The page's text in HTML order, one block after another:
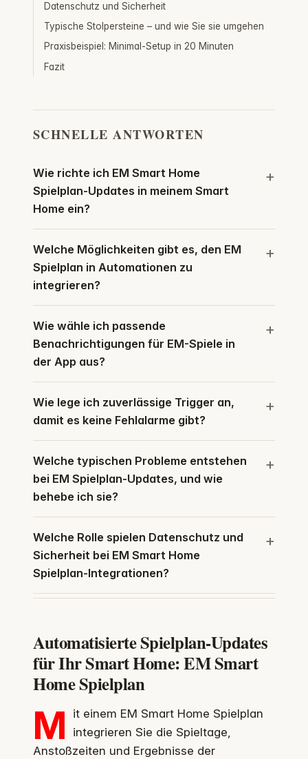
Datenschutz und Sicherheit
Typische Stolpersteine – und wie Sie sie umgehen
Praxisbeispiel: Minimal-Setup in 20 Minuten
Fazit
SCHNELLE ANTWORTEN
Wie richte ich EM Smart Home
Spielplan-Updates in meinem Smart
Home ein?
Welche Möglichkeiten gibt es, den EM
Spielplan in Automationen zu
integrieren?
Wie wähle ich passende
Benachrichtigungen für EM-Spiele in
der App aus?
Wie lege ich zuverlässige Trigger an,
damit es keine Fehlalarme gibt?
Welche typischen Probleme entstehen
bei EM Spielplan-Updates, und wie
behebe ich sie?
Welche Rolle spielen Datenschutz und
Sicherheit bei EM Smart Home
Spielplan-Integrationen?
Automatisierte Spielplan-Updates
für Ihr Smart Home: EM Smart
Home Spielplan
M
it einem EM Smart Home Spielplan
integrieren Sie die Spieltage,
Anstoßzeiten und Ergebnisse der